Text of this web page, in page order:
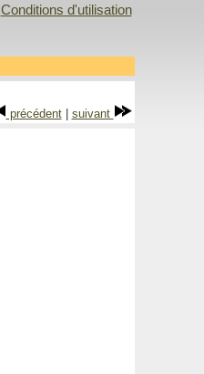
Conditions d'utilisation
précédent| suivant